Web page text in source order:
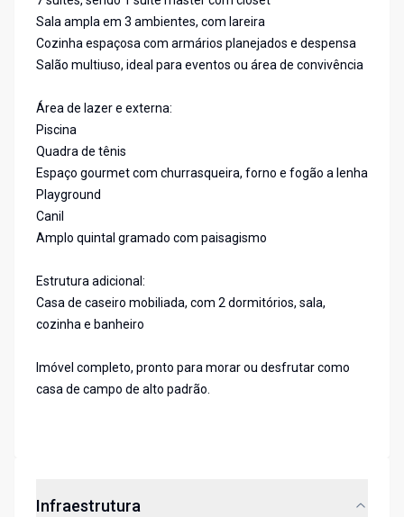
Sala ampla em 3 ambientes, com lareira
Cozinha espaçosa com armários planejados e despensa
Salão multiuso, ideal para eventos ou área de convivência
Área de lazer e externa:
Piscina
Quadra de tênis
Espaço gourmet com churrasqueira, forno e fogão a lenha
Playground
Canil
Amplo quintal gramado com paisagismo
Estrutura adicional:
Casa de caseiro mobiliada, com 2 dormitórios, sala,
cozinha e banheiro
Imóvel completo, pronto para morar ou desfrutar como
casa de campo de alto padrão.
Infraestrutura